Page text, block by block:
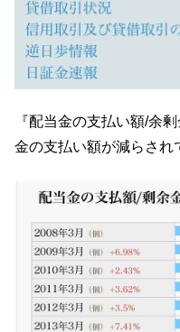
『配当金の支払い額/余
金の支払い額が減らされ